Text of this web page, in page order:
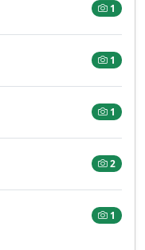
1
1
1
2
1